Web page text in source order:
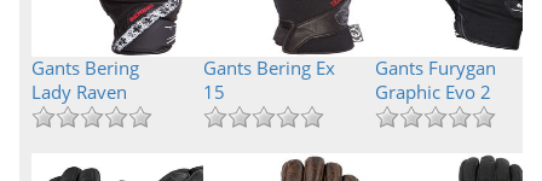
Gants Bering
Lady Raven
Gants Bering Ex
15
Gants Furygan
Graphic Evo 2